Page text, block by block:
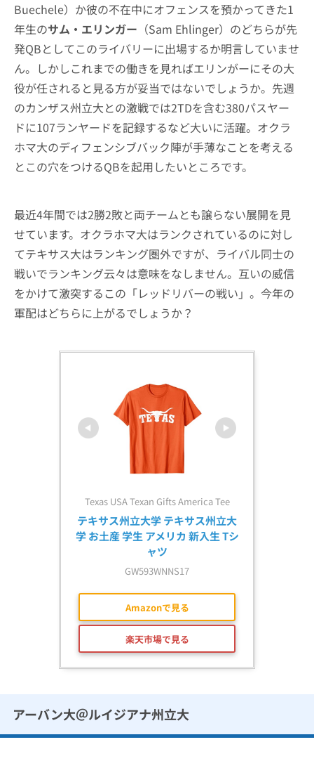
Buechele）か彼の不在中にオフェンスを預かってきた1
年生のサム・エリンガー （Sam Ehlinger）のどちらが先
発QBとしてこのライバリーに出場するか明言していませ
ん。しかしこれまでの働きを見ればエリンがーにその大
役が任されると見る方が妥当ではないでしょうか。先週
のカンザス州立大との激戦では2TDを含む380パスヤー
ドに107ランヤードを記録するなど大いに活躍。オクラ
ホマ大のディフェンシブバック陣が手薄なことを考える
とこの穴をつけるQBを起用したいところです。
最近4年間では2勝2敗と両チームとも譲らない展開を見
せています。オクラホマ大はランクされているのに対し
てテキサス大はランキング圏外ですが、ライバル同士の
戦いでランキング云々は意味をなしません。互いの威信
をかけて激突するこの「レッドリバーの戦い」。今年の
軍配はどちらに上がるでしょうか？
Texas USA Texan Gifts America Tee
テキサス州立大学 テキサス州立大
学 お土産 学生 アメリカ 新入生 Tシ
ャツ
GW593WNNS17
Amazonで見る
楽天市場で見る
アーバン大＠ルイジアナ州立大